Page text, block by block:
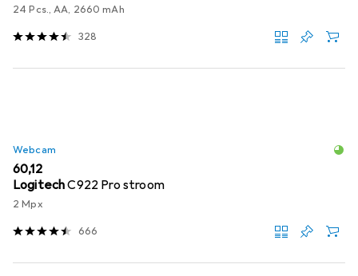
24 Pcs., AA, 2660 mAh
328
Webcam
EUR
60,12
LogitechC922 Pro stroom
2 Mpx
666